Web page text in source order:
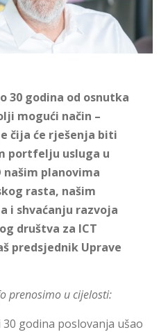
30 godina od osnutka
mogući način –
čija će rješenja biti
portfelju usluga u
našim planovima
rasta, našim
i shvaćanju razvoja
društva za ICT
predsjednik Uprave
prenosimo u cijelosti:
godina poslovanja ušao